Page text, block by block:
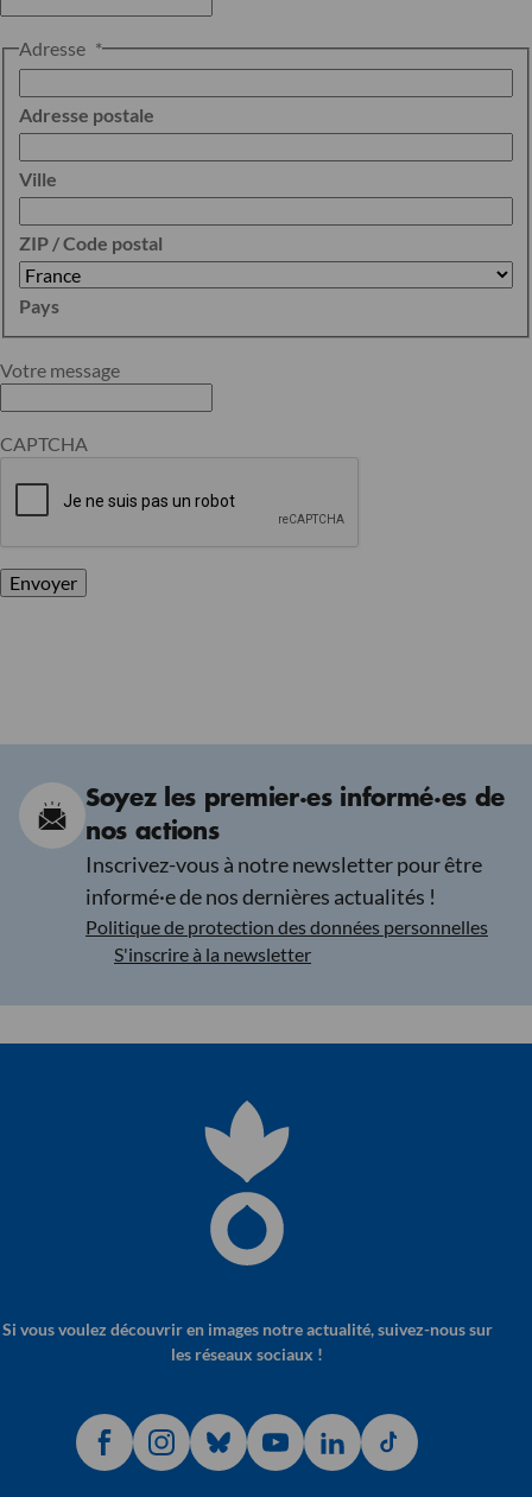
Adresse *
Adresse postale
Ville
ZIP / Code postal
Pays
Votre message
CAPTCHA
Envoyer
Soyez les premier·es informé·es de
nos actions
Inscrivez-vous à notre newsletter pour être
informé·e de nos dernières actualités !
Politique de protection des données personnelles
S'inscrire à la newsletter
Si vous voulez découvrir en images notre actualité, suivez-nous sur
les réseaux sociaux !